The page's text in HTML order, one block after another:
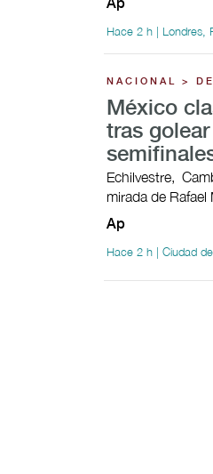
Ap
Hace 2 h | Londres,
NACIONAL >
México
tras
Echilvestre,
mirada de Rafael
Ap
Hace 2 h | Ciudad